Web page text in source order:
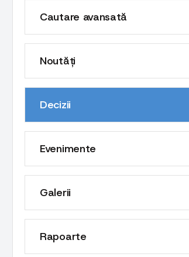
Cautare avansată
Noutăți
Decizii
Evenimente
Galerii
Rapoarte